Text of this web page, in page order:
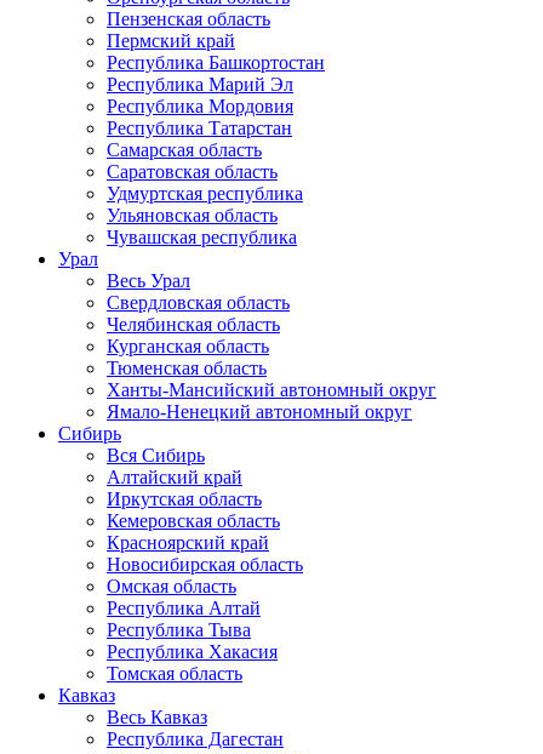
Пензенская область
Пермский край
Республика Башкортостан
Республика Марий Эл
Республика Мордовия
Республика Татарстан
Самарская область
Саратовская область
Удмуртская республика
Ульяновская область
Чувашская республика
Урал
Весь Урал
Свердловская область
Челябинская область
Курганская область
Тюменская область
Ханты-Мансийский автономный округ
Ямало-Ненецкий автономный округ
Сибирь
Вся Сибирь
Алтайский край
Иркутская область
Кемеровская область
Красноярский край
Новосибирская область
Омская область
Республика Алтай
Республика Тыва
Республика Хакасия
Томская область
Кавказ
Весь Кавказ
Республика Дагестан